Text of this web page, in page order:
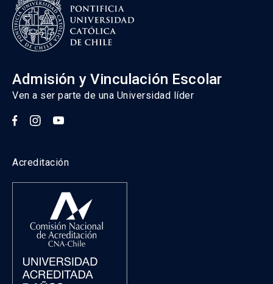
Admisión y Vinculación Escolar
Ven a ser parte de una Universidad líder
Acreditación